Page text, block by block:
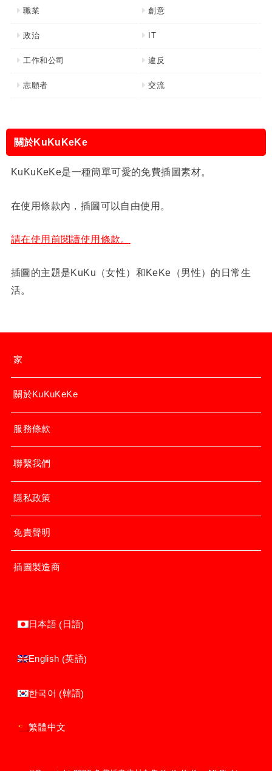
職業 創意
政治 IT
工作和公司 違反
志願者 交流
關於KuKuKeKe
KuKuKeKe是一種簡單可愛的免費插圖素材。
在使用條款內，插圖可以自由使用。
請在使用前閱讀使用條款。
插圖的主題是KuKu（女性）和KeKe（男性）的日常生
活。
家
關於KuKuKeKe
服務條款
聯繫我們
隱私政策
免責聲明
插圖製造商
日本語 ( 日語)
English (英語)
한국어 (韓語)
繁體中文